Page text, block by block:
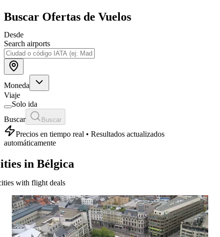
Buscar Ofertas de Vuelos
Desde
Search airports
Moneda
Viaje
Solo ida
Buscar
Buscar
Precios en tiempo real • Resultados actualizados
automáticamente
in Bélgica
with flight deals